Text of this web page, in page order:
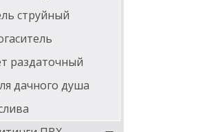
струйный
раздаточный
дачного душа